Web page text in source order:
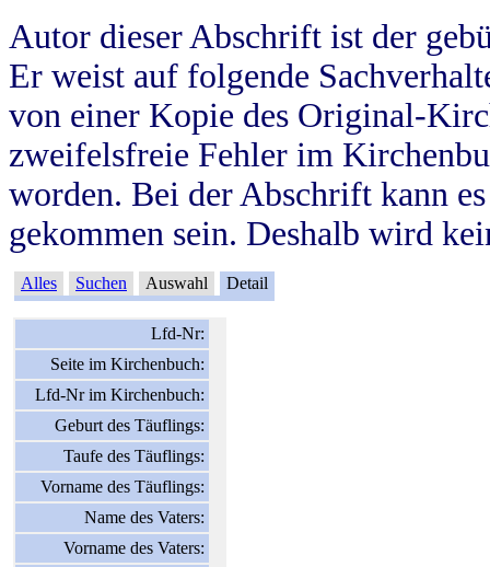
Autor dieser Abschrift ist der
Er weist auf folgende
von einer Kopie des Original-
zweifelsfreie Fehler im
worden. Bei der Abschrift kann
gekommen sein. Deshalb wird
Alles Suchen Auswahl Detail
Lfd-Nr:
Seite im Kirchenbuch:
Lfd-Nr im Kirchenbuch:
Geburt des Täuflings:
Taufe des Täuflings:
Vorname des Täuflings:
Name des Vaters:
Vorname des Vaters: